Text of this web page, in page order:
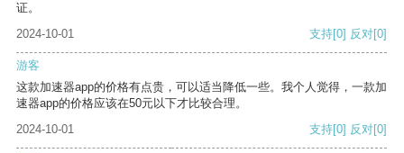
证。
2024-10-01
支持[0] 反对[0]
游客
这款加速器app的价格有点贵，可以适当降低一些。我个人觉得，一款加
速器app的价格应该在50元以下才比较合理。
2024-10-01
支持[0] 反对[0]